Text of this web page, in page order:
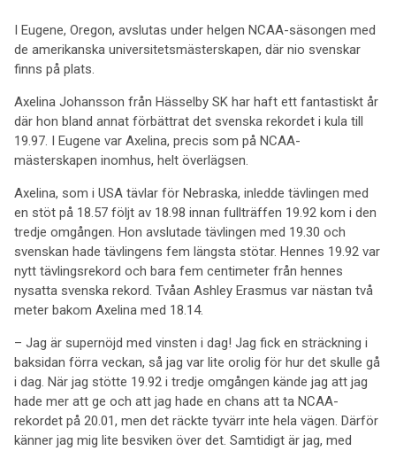
I Eugene, Oregon, avslutas under helgen NCAA-säsongen med
de amerikanska universitetsmästerskapen, där nio svenskar
finns på plats.
Axelina Johansson från Hässelby SK har haft ett fantastiskt år
där hon bland annat förbättrat det svenska rekordet i kula till
19.97. I Eugene var Axelina, precis som på NCAA-
mästerskapen inomhus, helt överlägsen.
Axelina, som i USA tävlar för Nebraska, inledde tävlingen med
en stöt på 18.57 följt av 18.98 innan fullträffen 19.92 kom i den
tredje omgången. Hon avslutade tävlingen med 19.30 och
svenskan hade tävlingens fem längsta stötar. Hennes 19.92 var
nytt tävlingsrekord och bara fem centimeter från hennes
nysatta svenska rekord. Tvåan Ashley Erasmus var nästan två
meter bakom Axelina med 18.14.
– Jag är supernöjd med vinsten i dag! Jag fick en sträckning i
baksidan förra veckan, så jag var lite orolig för hur det skulle gå
i dag. När jag stötte 19.92 i tredje omgången kände jag att jag
hade mer att ge och att jag hade en chans att ta NCAA-
rekordet på 20.01, men det räckte tyvärr inte hela vägen. Därför
känner jag mig lite besviken över det. Samtidigt är jag, med